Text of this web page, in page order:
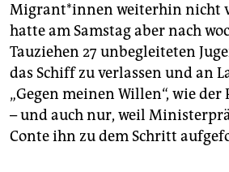
Migrant*innen weiterhin nicht
hatte am Samstag aber nach
Tauziehen 27 unbegleiteten
das Schiff zu verlassen und an
„Gegen meinen Willen“, wie
– und auch nur, weil
Conte ihn zu dem Schritt